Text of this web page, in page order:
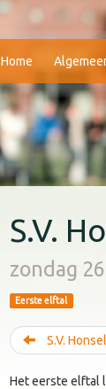
Home
S.V.
zondag
Eerste elftal
S.V.
Het eerste elftal